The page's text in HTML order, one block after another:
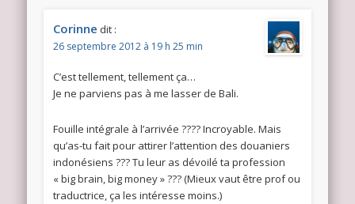
Corinne dit :
26 septembre 2012 à 19 h 25 min
C’est tellement, tellement ça…
Je ne parviens pas à me lasser de Bali.
Fouille intégrale à l’arrivée ???? Incroyable. Mais
qu’as-tu fait pour attirer l’attention des douaniers
indonésiens ??? Tu leur as dévoilé ta profession
« big brain, big money » ??? (Mieux vaut être prof ou
traductrice, ça les intéresse moins.)